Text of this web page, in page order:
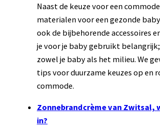
Naast de keuze voor een
materialen voor een gezonde
ook de bijbehorende accessoires
je voor je baby gebruikt
zowel je baby als het milieu. We
tips voor duurzame keuzes op en
commode.
Zonnebrandcrème van Zwitsal,
in?